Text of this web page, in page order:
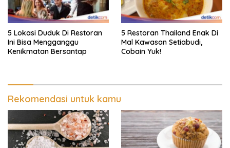
5 Lokasi Duduk Di Restoran
Ini Bisa Mengganggu
Kenikmatan Bersantap
5 Restoran Thailand Enak Di
Mal Kawasan Setiabudi,
Cobain Yuk!
Rekomendasi untuk kamu